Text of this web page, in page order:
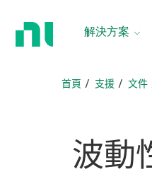
解決方案
首頁 支援 文件
波動